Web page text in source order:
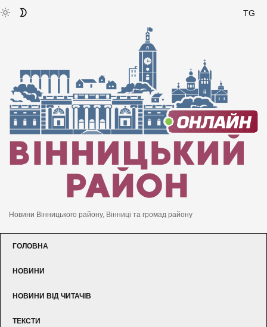
TG
Новини Вінницького району, Вінниці та громад району
ГОЛОВНА
НОВИНИ
НОВИНИ ВІД ЧИТАЧІВ
ТЕКСТИ